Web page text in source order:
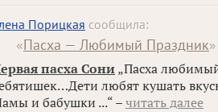
Порицкая сообщила:
«Пасха — Любимый Праздник»
пасха Сони „Пасха
любят кушать
и бабушки ...“ – читать далее